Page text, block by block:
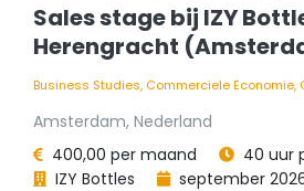
Sales stage bij IZY
Herengracht
Business Studies, Commerciele Economie,
Amsterdam, Nederland
400,00 per maand
40 uur
IZY Bottles
september